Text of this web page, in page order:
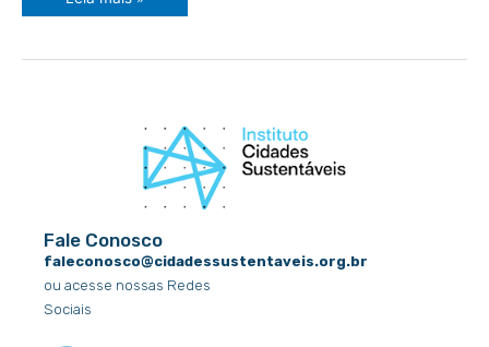
Fale Conosco
faleconosco@cidadessustentaveis.org.br
ou acesse nossas Redes
Sociais